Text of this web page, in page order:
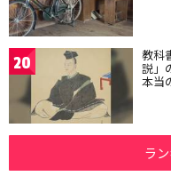
20 教科
説」
本当
ラ